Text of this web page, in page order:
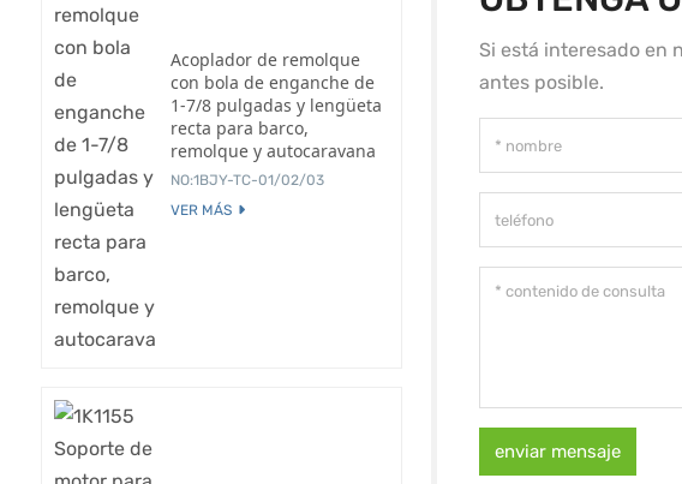
Si está interesado en
antes posible.
enviar mensaje
Acoplador de remolque
con bola de enganche de
1-7/8 pulgadas y lengüeta
recta para barco,
remolque y autocaravana
NO:1BJY-TC-01/02/03
VER MÁS